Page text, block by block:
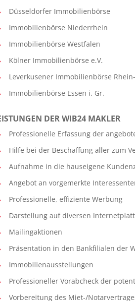
Düsseldorfer Immobilienbörse
Immobilienbörse Niederrhein
Immobilienbörse Westfalen
Kölner Immobilienbörse e.V.
Leverkusener Immobilienbörse
Immobilienbörse Essen i. Gr.
DER WIB24 MAKLER
Professionelle Erfassung der
Hilfe bei der Beschaffung aller zum
Aufnahme in die hauseigene
Angebot an vorgemerkte
Professionelle, effiziente Werbung
Darstellung auf diversen
Mailingaktionen
Präsentation in den Bankfilialen der
Immobilienausstellungen
Professioneller Vorabcheck der
Vorbereitung des Miet-/